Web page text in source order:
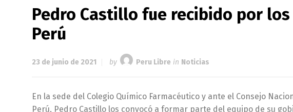
Pedro Castillo fue recibido por
Perú
23 de junio de 2021 by Peru Libre in Noticias
En la sede del Colegio Químico Farmacéutico y ante el Consejo
Perú, Pedro Castillo los convocó a formar parte del equipo de su